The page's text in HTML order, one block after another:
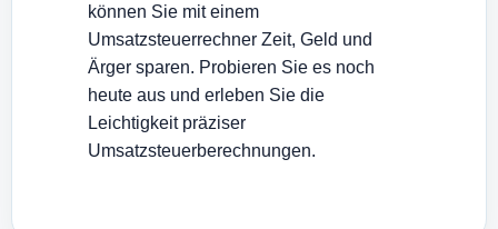
können Sie mit einem
Umsatzsteuerrechner Zeit, Geld und
Ärger sparen. Probieren Sie es noch
heute aus und erleben Sie die
Leichtigkeit präziser
Umsatzsteuerberechnungen.